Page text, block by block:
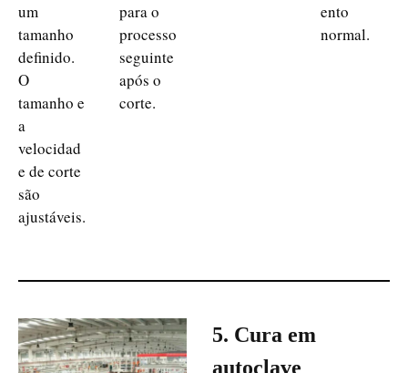
um
tamanho
definido.
O
tamanho e
a
velocidad
e de corte
são
ajustáveis.
para o
processo
seguinte
após o
corte.
ento
normal.
5. Cura em
autoclave